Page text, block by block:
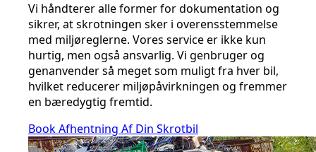
Vi håndterer alle former for dokumentation og
sikrer, at skrotningen sker i overensstemmelse
med miljøreglerne. Vores service er ikke kun
hurtig, men også ansvarlig. Vi genbruger og
genanvender så meget som muligt fra hver bil,
hvilket reducerer miljøpåvirkningen og fremmer
en bæredygtig fremtid.
Book Afhentning Af Din Skrotbil